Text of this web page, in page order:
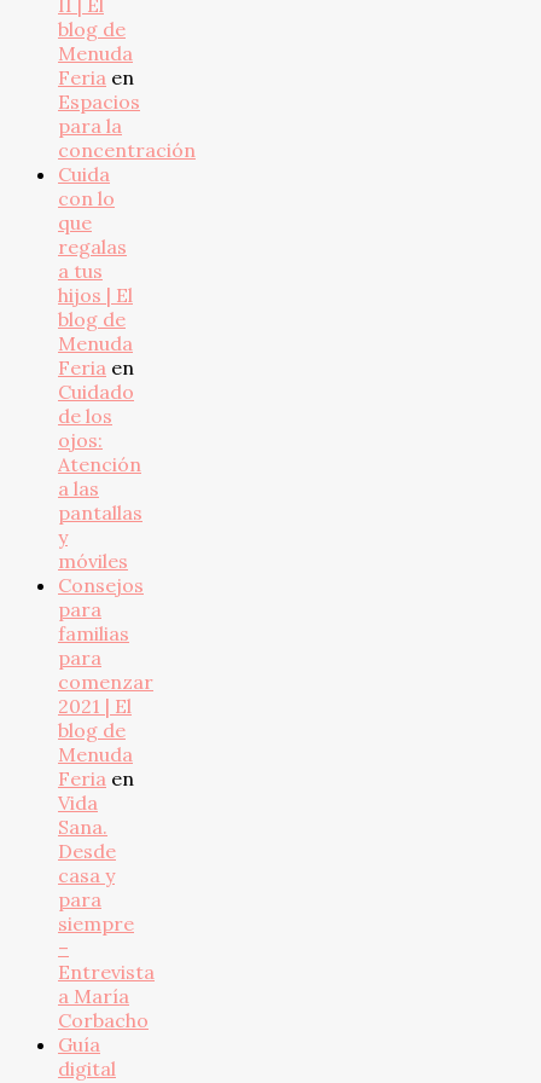
blog de
Menuda
Feria en
Espacios
para la
concentración
Cuida
con lo
que
regalas
a tus
hijos | El
blog de
Menuda
Feria en
Cuidado
de los
ojos:
Atención
a las
pantallas
y
móviles
Consejos
para
familias
para
comenzar
2021 | El
blog de
Menuda
Feria en
Vida
Sana.
Desde
casa y
para
siempre
–
Entrevista
a María
Corbacho
Guía
digital